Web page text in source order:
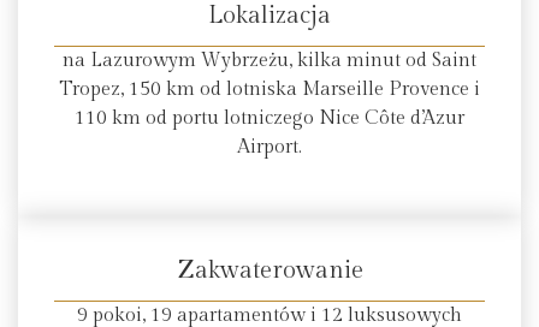
Lokalizacja
na Lazurowym Wybrzeżu, kilka minut od Saint
Tropez, 150 km od lotniska Marseille Provence i
110 km od portu lotniczego Nice Côte d’Azur
Airport.
Zakwaterowanie
9 pokoi, 19 apartamentów i 12 luksusowych